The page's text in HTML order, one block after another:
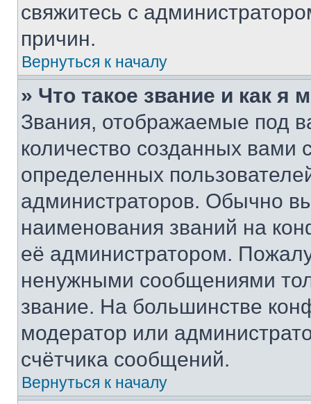
свяжитесь с
причин.
Вернуться к началу
» Что такое звание и как я
Звания, отображаемые под
количество созданных
определенных
администраторов. Обычно
наименования званий на
её администратором.
ненужными сообщениями
звание. На большинстве
модератор или
счётчика сообщений.
Вернуться к началу